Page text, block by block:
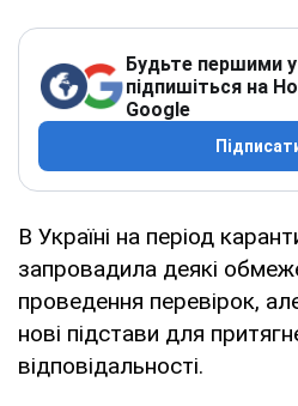
Будьте першими
підпишіться на
Google
В Україні на період
запровадила деякі
проведення перевірок,
нові підстави для
відповідальності.